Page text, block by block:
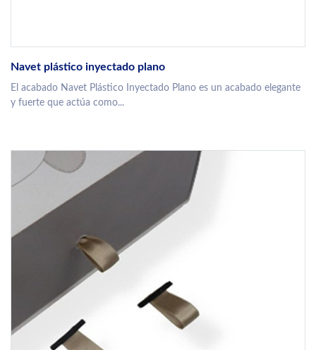
Navet plástico inyectado plano
El acabado Navet Plástico Inyectado Plano es un acabado elegante
y fuerte que actúa como...